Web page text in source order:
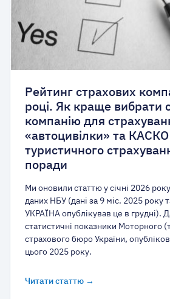
Рейтинг страхових
році. Як краще вибрати
компанію для
«автоцивілки» та
туристичного
поради
Ми оновили статтю у січні 2026
даних НБУ (дані за 9 міс. 2025
УКРАЇНА опублікував це в грудні).
статистичні показники Моторного
страхового бюро України,
цього 2025 року.
Читати статтю →